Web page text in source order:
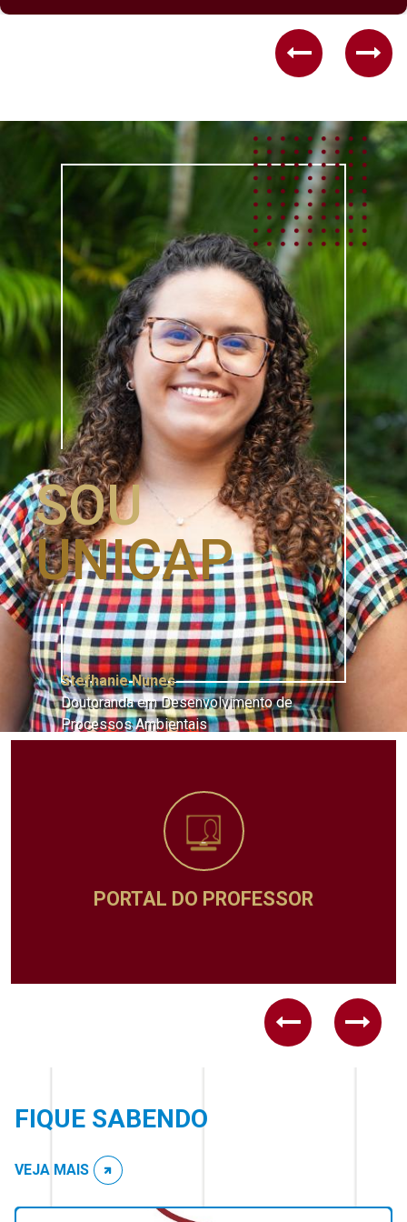
Previous
SOU
UNICAP
Stefhanie Nunes
Doutoranda em Desenvolvimento de
Processos Ambientais
PROFESSOR
Previous
Next
FIQUE SABENDO
VEJA MAIS